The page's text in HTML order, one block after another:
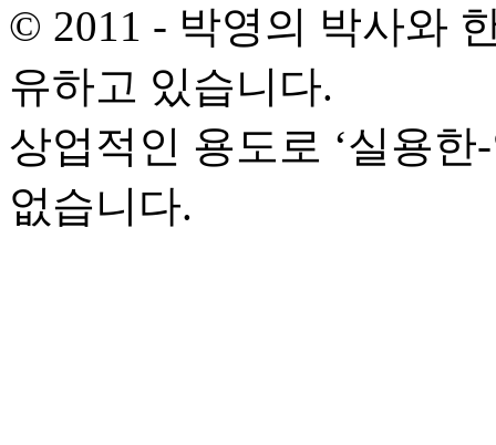
© 2011 - 박영의 박사와
유하고 있습니다.
상업적인 용도로 ‘실용
없습니다.